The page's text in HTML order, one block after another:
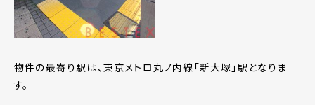
物件の最寄り駅は、東京メトロ丸ノ内線「新大塚」駅となりま
す。